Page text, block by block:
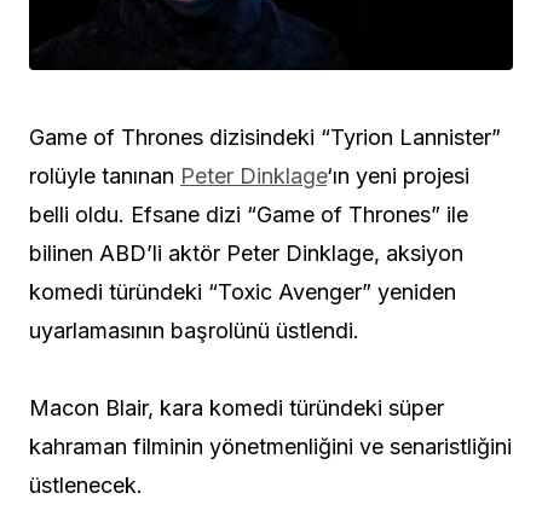
Game of Thrones dizisindeki “Tyrion Lannister”
rolüyle tanınan Peter Dinklage‘ın yeni projesi
belli oldu. Efsane dizi “Game of Thrones” ile
bilinen ABD’li aktör Peter Dinklage, aksiyon
komedi türündeki “Toxic Avenger” yeniden
uyarlamasının başrolünü üstlendi.
Macon Blair, kara komedi türündeki süper
kahraman filminin yönetmenliğini ve senaristliğini
üstlenecek.